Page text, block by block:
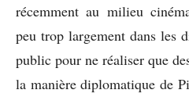
récemment au milieu
peu trop largement dans les
public pour ne réaliser que
la manière diplomatique de